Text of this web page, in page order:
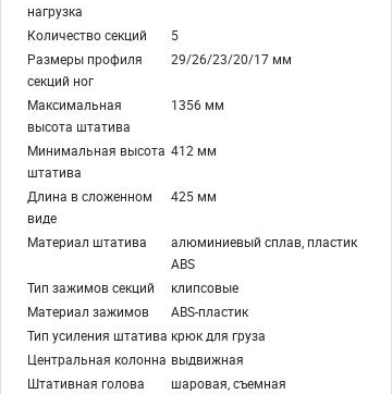
нагрузка
Количество секций
5
Размеры профиля
секций ног
29/26/23/20/17 мм
Максимальная
высота штатива
1356 мм
Минимальная высота
штатива
412 мм
Длина в сложенном
виде
425 мм
Материал штатива
алюминиевый сплав, пластик
ABS
Тип зажимов секций
клипсовые
Материал зажимов
ABS-пластик
Тип усиления штатива крюк для груза
Центральная колонна выдвижная
Штативная голова
шаровая, съемная